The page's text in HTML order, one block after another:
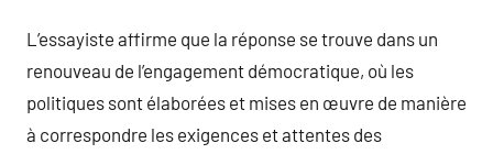
L’essayiste affirme que la réponse se trouve dans un
renouveau de l’engagement démocratique, où les
politiques sont élaborées et mises en œuvre de manière
à correspondre les exigences et attentes des